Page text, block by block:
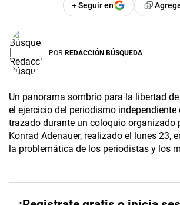
+ Seguir en
POR REDACCIÓN BÚSQUEDA
Un panorama sombrío para la libertad
el ejercicio del periodismo independiente
trazado durante un coloquio organizado
Konrad Adenauer, realizado el lunes 23,
la problemática de los periodistas y los